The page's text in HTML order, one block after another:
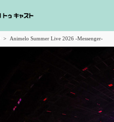
Animelo Summer Live 2026 -Messenger-